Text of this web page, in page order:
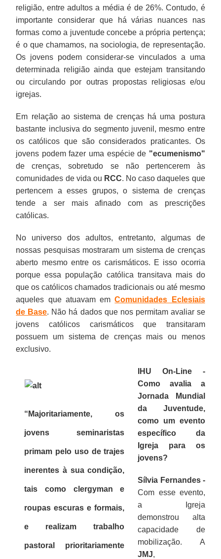
religião, entre adultos a média é de 26%. Contudo, é
importante considerar que há várias nuances nas
formas como a juventude concebe a própria pertença;
é o que chamamos, na sociologia, de representação.
Os jovens podem considerar-se vinculados a uma
determinada religião ainda que estejam transitando
ou circulando por outras propostas religiosas e/ou
igrejas.
Em relação ao sistema de crenças há uma postura
bastante inclusiva do segmento juvenil, mesmo entre
os católicos que são considerados praticantes. Os
jovens podem fazer uma espécie de "ecumenismo"
de crenças, sobretudo se não pertencerem às
comunidades de vida ou RCC. No caso daqueles que
pertencem a esses grupos, o sistema de crenças
tende a ser mais afinado com as prescrições
católicas.
No universo dos adultos, entretanto, algumas de
nossas pesquisas mostraram um sistema de crenças
aberto mesmo entre os carismáticos. E isso ocorria
porque essa população católica transitava mais do
que os católicos chamados tradicionais ou até mesmo
aqueles que atuavam emComunidades Eclesiais
de Base. Não há dados que nos permitam avaliar se
jovens católicos carismáticos que transitaram
possuem um sistema de crenças mais ou menos
exclusivo.
“Majoritariamente, os
jovens seminaristas
primam pelo uso de trajes
inerentes à sua condição,
tais como clergyman e
roupas escuras e formais,
e realizam trabalho
pastoral prioritariamente
IHU On-Line -
Como avalia a
Jornada Mundial
da Juventude,
como um evento
específico da
Igreja para os
jovens?
Sílvia Fernandes -
Com esse evento,
a Igreja
demonstrou alta
capacidade de
mobilização. A
JMJ,